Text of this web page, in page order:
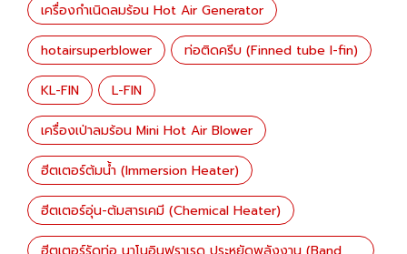
เครื่องกำเนิดลมร้อน Hot Air Generator
hotairsuperblower ท่อติดครีบ (Finned tube I-fin)
KL-FIN L-FIN
เครื่องเป่าลมร้อน Mini Hot Air Blower
ฮีตเตอร์ต้มน้ำ (Immersion Heater)
ฮีตเตอร์อุ่น-ต้มสารเคมี (Chemical Heater)